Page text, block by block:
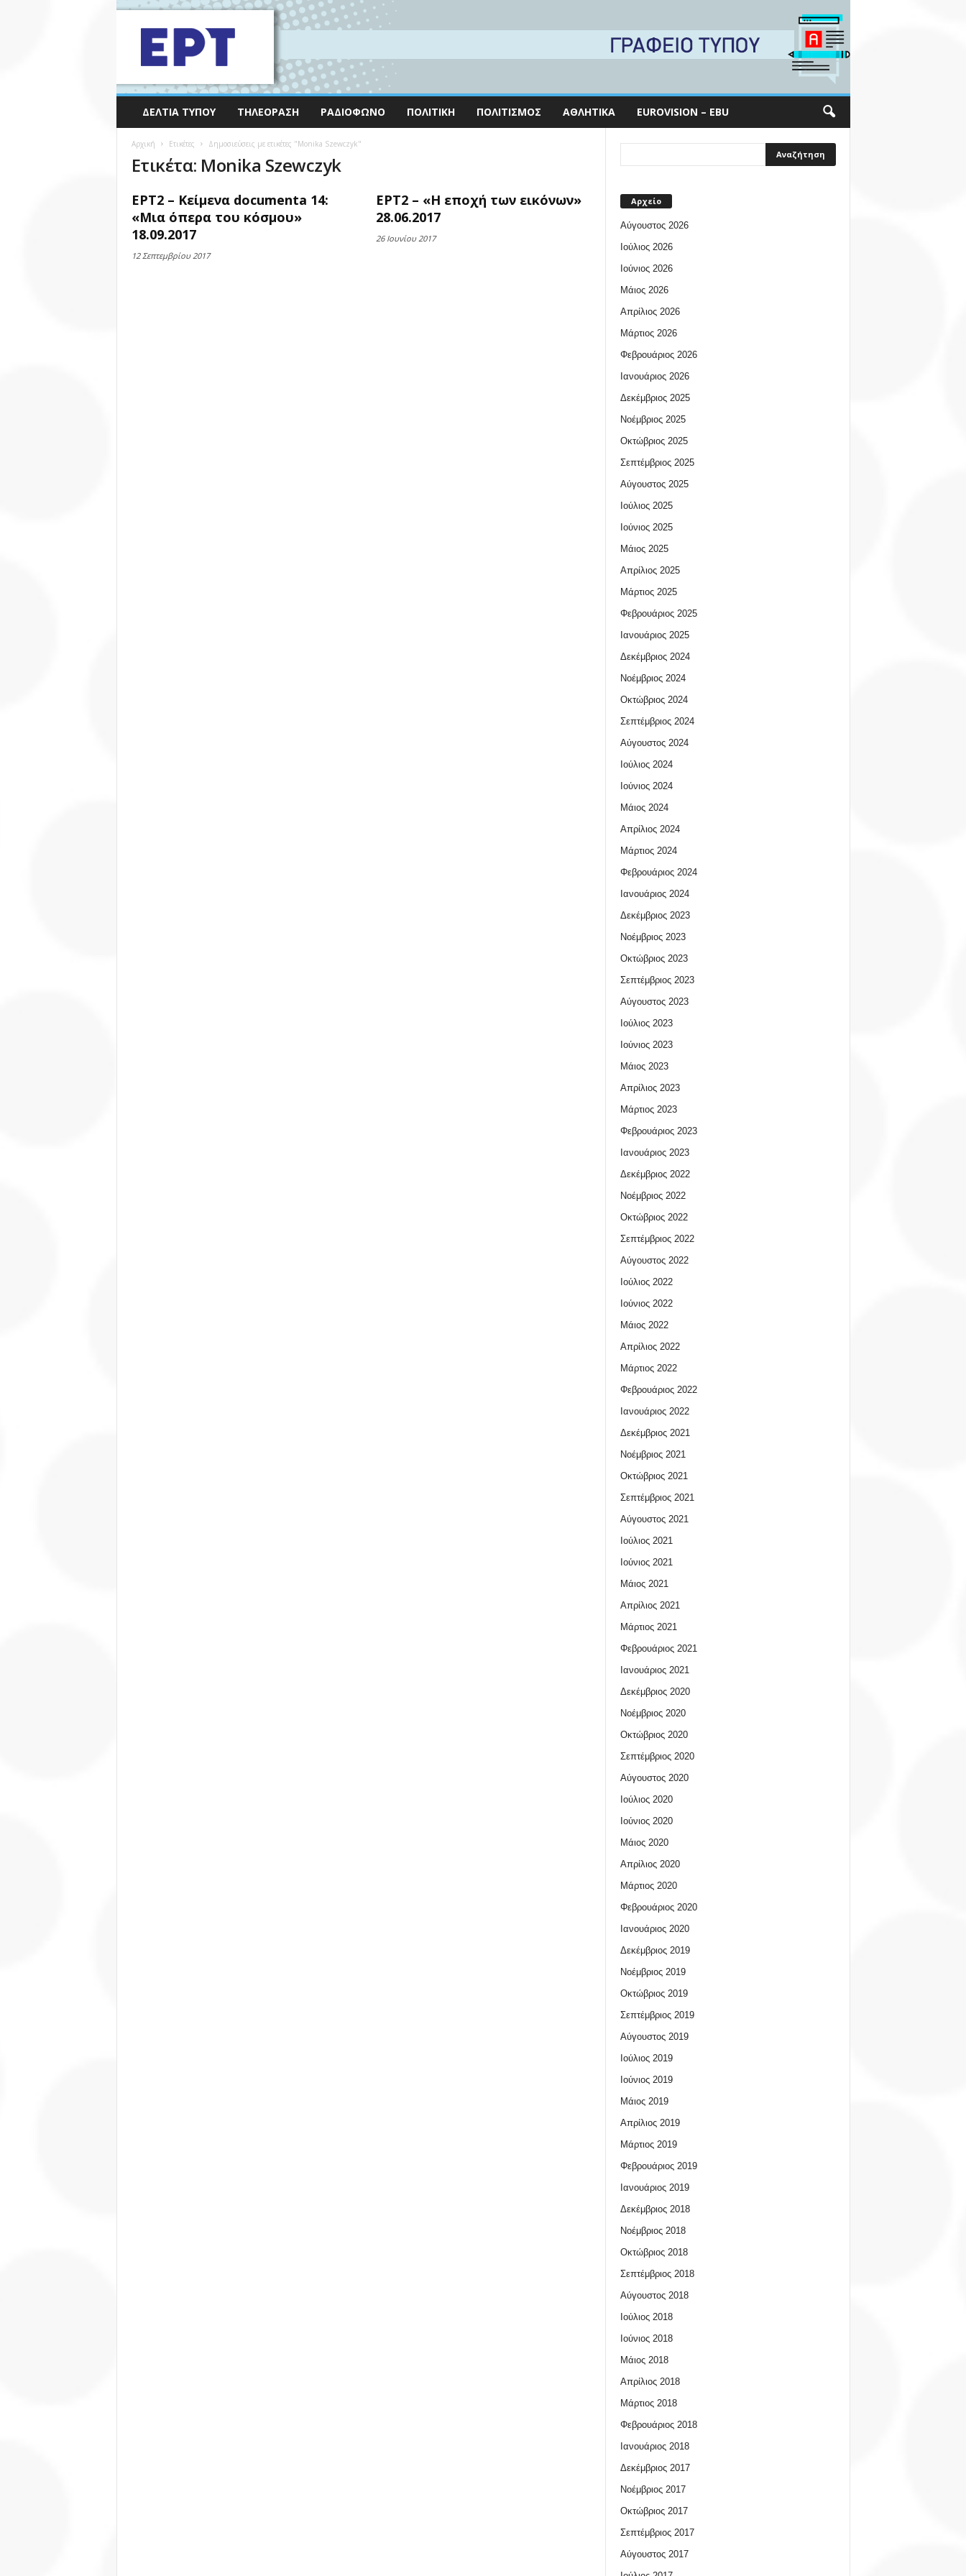
ΔΕΛΤΊΑ ΤΎΠΟΥ ΤΗΛΕΌΡΑΣΗ ΡΑΔΙΌΦΩΝΟ ΠΟΛΙΤΙΚΉ ΠΟΛΙΤΙΣΜΌΣ ΑΘΛΗΤΙΚΆ EUROVISION – EBU
Αρχική Ετικέτες Δημοσιεύσεις με ετικέτες "Monika Szewczyk"
Ετικέτα: Monika Szewczyk
ΕΡΤ2 – Κείμενα documenta 14:
«Μια όπερα του κόσμου»
18.09.2017
12 Σεπτεμβρίου 2017
ΕΡΤ2 – «Η εποχή των εικόνων»
28.06.2017
26 Ιουνίου 2017
Αρχείο
Αύγουστος 2026
Ιούλιος 2026
Ιούνιος 2026
Μάιος 2026
Απρίλιος 2026
Μάρτιος 2026
Φεβρουάριος 2026
Ιανουάριος 2026
Δεκέμβριος 2025
Νοέμβριος 2025
Οκτώβριος 2025
Σεπτέμβριος 2025
Αύγουστος 2025
Ιούλιος 2025
Ιούνιος 2025
Μάιος 2025
Απρίλιος 2025
Μάρτιος 2025
Φεβρουάριος 2025
Ιανουάριος 2025
Δεκέμβριος 2024
Νοέμβριος 2024
Οκτώβριος 2024
Σεπτέμβριος 2024
Αύγουστος 2024
Ιούλιος 2024
Ιούνιος 2024
Μάιος 2024
Απρίλιος 2024
Μάρτιος 2024
Φεβρουάριος 2024
Ιανουάριος 2024
Δεκέμβριος 2023
Νοέμβριος 2023
Οκτώβριος 2023
Σεπτέμβριος 2023
Αύγουστος 2023
Ιούλιος 2023
Ιούνιος 2023
Μάιος 2023
Απρίλιος 2023
Μάρτιος 2023
Φεβρουάριος 2023
Ιανουάριος 2023
Δεκέμβριος 2022
Νοέμβριος 2022
Οκτώβριος 2022
Σεπτέμβριος 2022
Αύγουστος 2022
Ιούλιος 2022
Ιούνιος 2022
Μάιος 2022
Απρίλιος 2022
Μάρτιος 2022
Φεβρουάριος 2022
Ιανουάριος 2022
Δεκέμβριος 2021
Νοέμβριος 2021
Οκτώβριος 2021
Σεπτέμβριος 2021
Αύγουστος 2021
Ιούλιος 2021
Ιούνιος 2021
Μάιος 2021
Απρίλιος 2021
Μάρτιος 2021
Φεβρουάριος 2021
Ιανουάριος 2021
Δεκέμβριος 2020
Νοέμβριος 2020
Οκτώβριος 2020
Σεπτέμβριος 2020
Αύγουστος 2020
Ιούλιος 2020
Ιούνιος 2020
Μάιος 2020
Απρίλιος 2020
Μάρτιος 2020
Φεβρουάριος 2020
Ιανουάριος 2020
Δεκέμβριος 2019
Νοέμβριος 2019
Οκτώβριος 2019
Σεπτέμβριος 2019
Αύγουστος 2019
Ιούλιος 2019
Ιούνιος 2019
Μάιος 2019
Απρίλιος 2019
Μάρτιος 2019
Φεβρουάριος 2019
Ιανουάριος 2019
Δεκέμβριος 2018
Νοέμβριος 2018
Οκτώβριος 2018
Σεπτέμβριος 2018
Αύγουστος 2018
Ιούλιος 2018
Ιούνιος 2018
Μάιος 2018
Απρίλιος 2018
Μάρτιος 2018
Φεβρουάριος 2018
Ιανουάριος 2018
Δεκέμβριος 2017
Νοέμβριος 2017
Οκτώβριος 2017
Σεπτέμβριος 2017
Αύγουστος 2017